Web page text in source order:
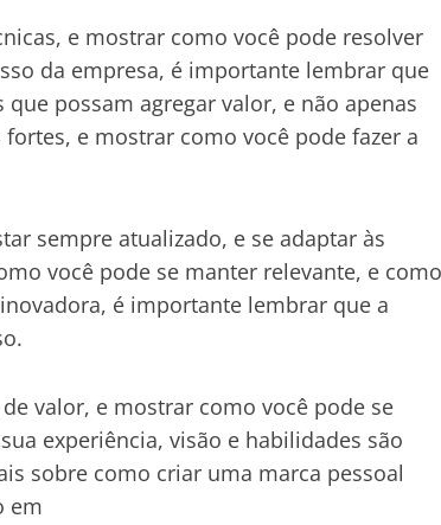
e mostrar como você pode resolver
da empresa, é importante lembrar que
possam agregar valor, e não apenas
e mostrar como você pode fazer a
sempre atualizado, e se adaptar às
você pode se manter relevante, e como
é importante lembrar que a
valor, e mostrar como você pode se
experiência, visão e habilidades são
sobre como criar uma marca pessoal
em